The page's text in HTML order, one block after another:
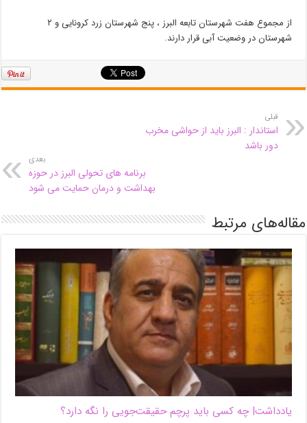
از مجموع هفت شهرستان تابعه البرز ، پنج شهرستان زرد کرونایی و ۲
شهرستان در وضعیت آبی قرار دارند.
قبلی
استاندار : البرز باید از حواشی مخرب
دور باشد
بعدی
برنامه های تحولی البرز در حوزه
بهداشت و درمان حمایت می شود
مقاله‌های مرتبط
یادداشت| ‌چه کسی باید پرچم حقیقت‌جویی را نگه دارد؟